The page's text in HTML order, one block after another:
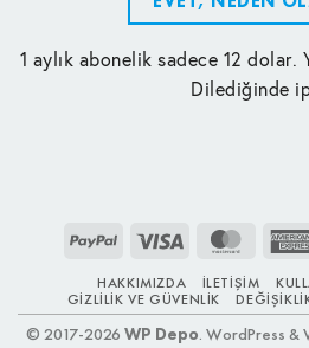
1 aylık abonelik sadece 12 dolar.
Dilediğinde
PayPal Visa
HAKKIMIZDA İLETIŞIM
GIZLILIK VE GÜVENLIK
© 2017-2026 WP Depo. WordPress &